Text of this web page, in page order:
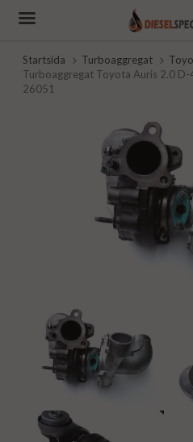
Startsida Turboaggregat
Turboaggregat Toyota Auris 2.0
26051